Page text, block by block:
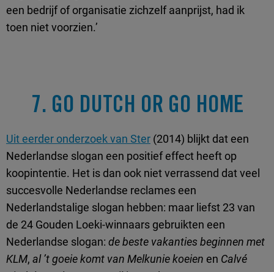
een bedrijf of organisatie zichzelf aanprijst, had ik
toen niet voorzien.’
7. GO DUTCH OR GO HOME
Uit eerder onderzoek van Ster (2014) blijkt dat een
Nederlandse slogan een positief effect heeft op
koopintentie. Het is dan ook niet verrassend dat veel
succesvolle Nederlandse reclames een
Nederlandstalige slogan hebben: maar liefst 23 van
de 24 Gouden Loeki-winnaars gebruikten een
Nederlandse slogan: de beste vakanties beginnen met
KLM, al ’t goeie komt van Melkunie koeien en Calvé